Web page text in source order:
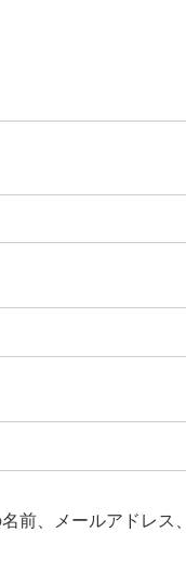
前、メールアドレス